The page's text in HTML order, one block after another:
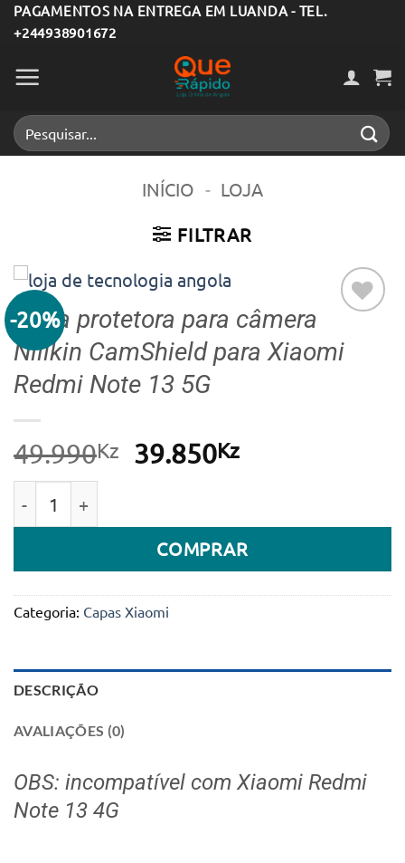
Skip
to
content
PAGAMENTOS NA ENTREGA EM LUANDA - TEL.
+244938901672
Pesquisar
por:
INÍCIO - LOJA
FILTRAR
-20%
aos meus
Capa protetora para câmera
Nillkin CamShield para Xiaomi
Redmi Note 13 5G
49.990Kz
O
era:
49.990Kz.
39.850KzO
é:
39.850Kz.
COMPRAR
Categoria: Capas Xiaomi
DESCRIÇÃO
AVALIAÇÕES (0)
OBS: incompatível com Xiaomi Redmi
Note 13 4G